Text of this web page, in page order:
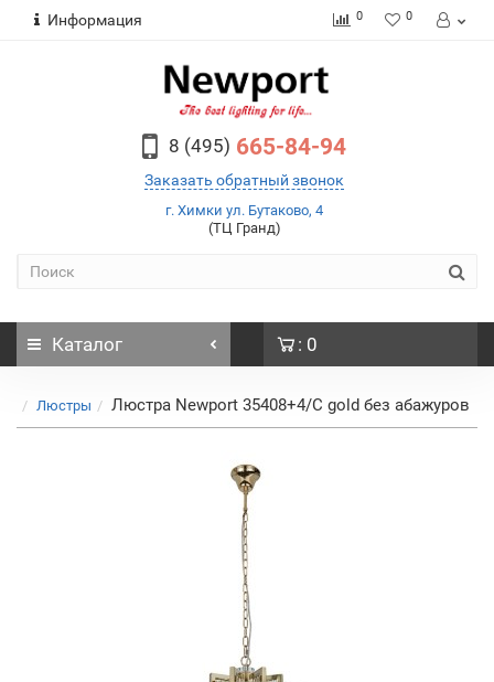
Информация 0 0
8 (495) 665-84-94
Заказать обратный звонок
г. Химки ул. Бутаково, 4
(ТЦ Гранд)
Каталог : 0
Люстры Люстра Newport 35408+4/C gold без абажуров